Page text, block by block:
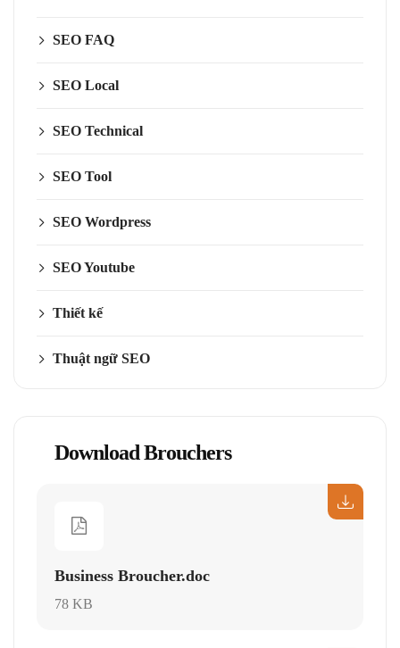
SEO FAQ
SEO Local
SEO Technical
SEO Tool
SEO Wordpress
SEO Youtube
Thiết kế
Thuật ngữ SEO
Download Brouchers
Business Broucher.doc
78 KB